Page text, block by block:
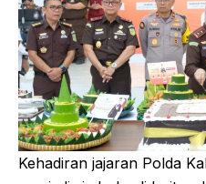
Kehadiran jajaran Polda